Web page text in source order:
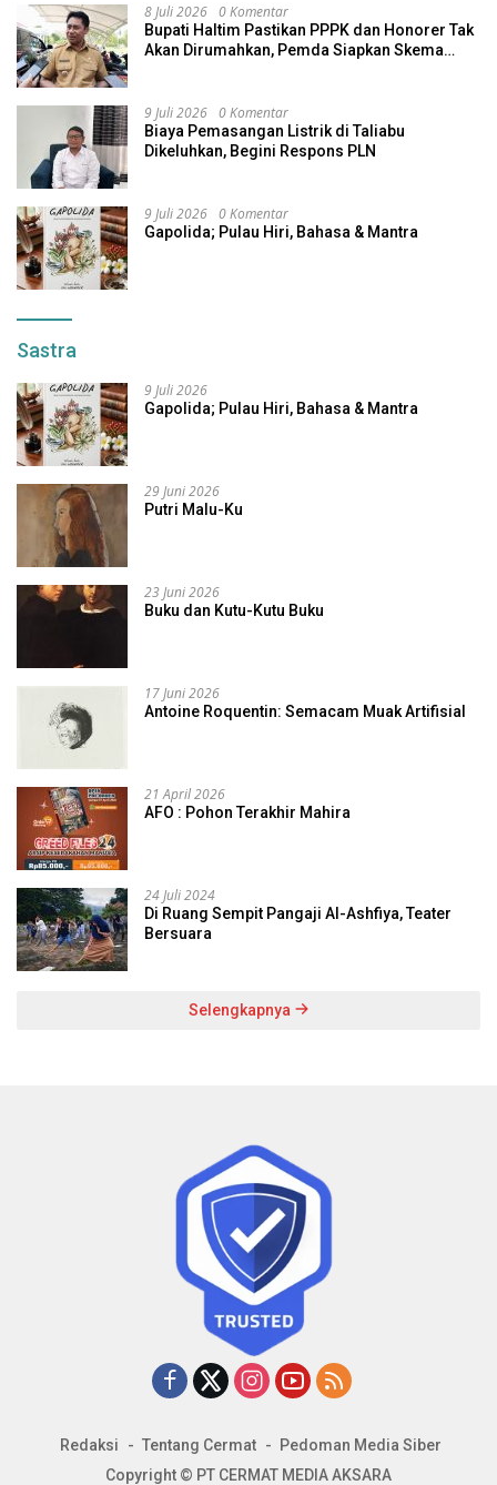
8 Juli 2026 0 Komentar
Bupati Haltim Pastikan PPPK dan Honorer Tak
Akan Dirumahkan, Pemda Siapkan Skema
9 Juli 2026 0 Komentar
Biaya Pemasangan Listrik di Taliabu
Dikeluhkan, Begini Respons PLN
9 Juli 2026 0 Komentar
Gapolida; Pulau Hiri, Bahasa & Mantra
Sastra
9 Juli 2026
Gapolida; Pulau Hiri, Bahasa & Mantra
29 Juni 2026
Putri Malu-Ku
23 Juni 2026
Buku dan Kutu-Kutu Buku
17 Juni 2026
Antoine Roquentin: Semacam Muak Artifisial
21 April 2026
AFO : Pohon Terakhir Mahira
24 Juli 2024
Di Ruang Sempit Pangaji Al-Ashfiya, Teater
Bersuara
Selengkapnya
Redaksi Tentang Cermat
Pedoman Media Siber
Copyright © PT CERMAT MEDIA AKSARA